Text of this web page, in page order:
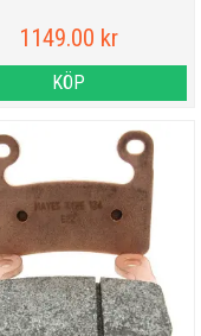
1149.00 kr
KÖP